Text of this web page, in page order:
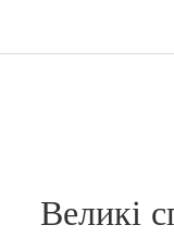
Великі